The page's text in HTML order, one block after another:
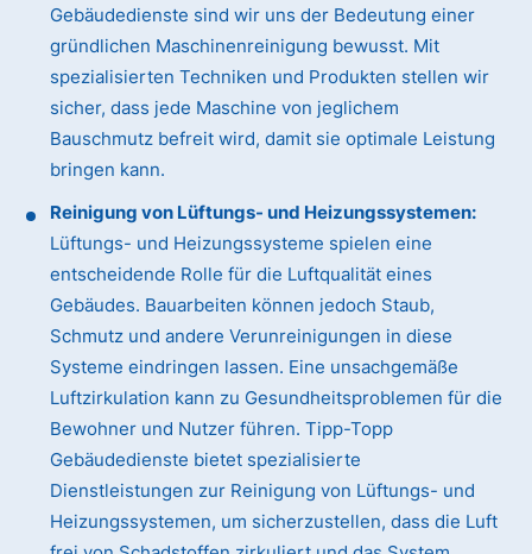
Gebäudedienste sind wir uns der Bedeutung einer
gründlichen Maschinenreinigung bewusst. Mit
spezialisierten Techniken und Produkten stellen wir
sicher, dass jede Maschine von jeglichem
Bauschmutz befreit wird, damit sie optimale Leistung
bringen kann.
Reinigung von Lüftungs- und Heizungssystemen:
Lüftungs- und Heizungssysteme spielen eine
entscheidende Rolle für die Luftqualität eines
Gebäudes. Bauarbeiten können jedoch Staub,
Schmutz und andere Verunreinigungen in diese
Systeme eindringen lassen. Eine unsachgemäße
Luftzirkulation kann zu Gesundheitsproblemen für die
Bewohner und Nutzer führen. Tipp-Topp
Gebäudedienste bietet spezialisierte
Dienstleistungen zur Reinigung von Lüftungs- und
Heizungssystemen, um sicherzustellen, dass die Luft